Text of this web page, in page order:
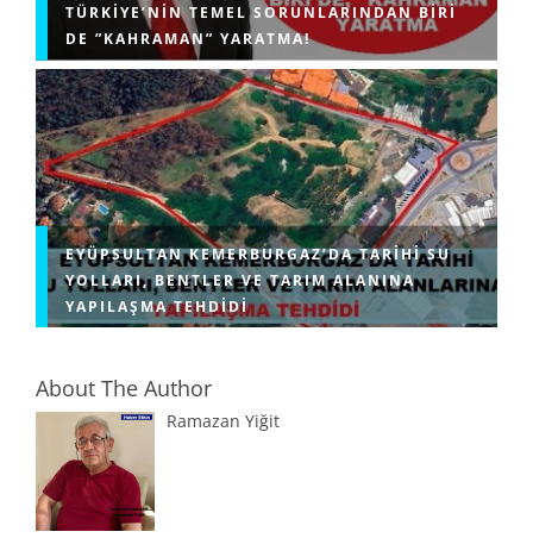
TÜRKIYE’NIN TEMEL SORUNLARINDAN BIRI
DE ”KAHRAMAN” YARATMA!
EYÜPSULTAN KEMERBURGAZ’DA TARIHI SU
YOLLARI, BENTLER VE TARIM ALANINA
YAPILAŞMA TEHDIDI
About The Author
Ramazan Yiğit